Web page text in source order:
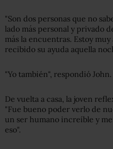
"Son dos personas que no
lado más personal y privado
más la encuentras. Estoy
recibido su ayuda aquella
"Yo también", respondió John.
De vuelta a casa, la joven
"Fue bueno poder verlo de
un ser humano increíble y
eso".